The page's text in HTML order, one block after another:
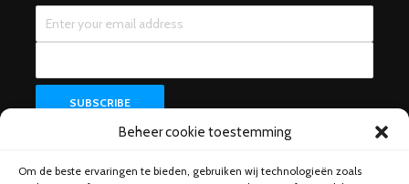
Beheer cookie toestemming
Om de beste ervaringen te bieden, gebruiken wij technologieën zoals